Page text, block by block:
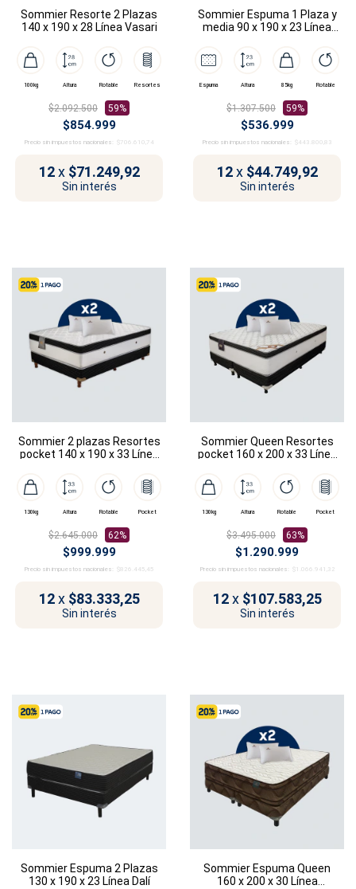
Sommier Resorte 2 Plazas
140 x 190 x 28 Línea Vasari
100kg Altura Rotable Resortes
$2.092.500 59%
$854.999
Precio sin impuestos nacionales: $706.610,74
12 x $71.249,92
Sin interés
Sommier Espuma 1 Plaza y
media 90 x 190 x 23 Línea
Espuma Altura 85kg Rotable
$1.307.500 59%
$536.999
Precio sin impuestos nacionales: $443.800,83
12 x $44.749,92
Sin interés
Sommier 2 plazas Resortes
pocket 140 x 190 x 33 Línea
130kg Altura Rotable Pocket
$2.645.000 62%
$999.999
Precio sin impuestos nacionales: $826.445,45
12 x $83.333,25
Sin interés
Sommier Queen Resortes
pocket 160 x 200 x 33 Línea
130kg Altura Rotable Pocket
$3.495.000 63%
$1.290.999
Precio sin impuestos nacionales: $1.066.941,32
12 x $107.583,25
Sin interés
Sommier Espuma 2 Plazas
130 x 190 x 23 Línea Dalí
Sommier Espuma Queen
160 x 200 x 30 Línea